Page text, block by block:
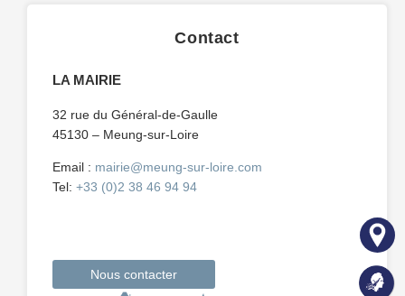
Contact
LA MAIRIE
32 rue du Général-de-Gaulle
45130 – Meung-sur-Loire
Email : mairie@meung-sur-loire.com
Tel: +33 (0)2 38 46 94 94
Nous contacter